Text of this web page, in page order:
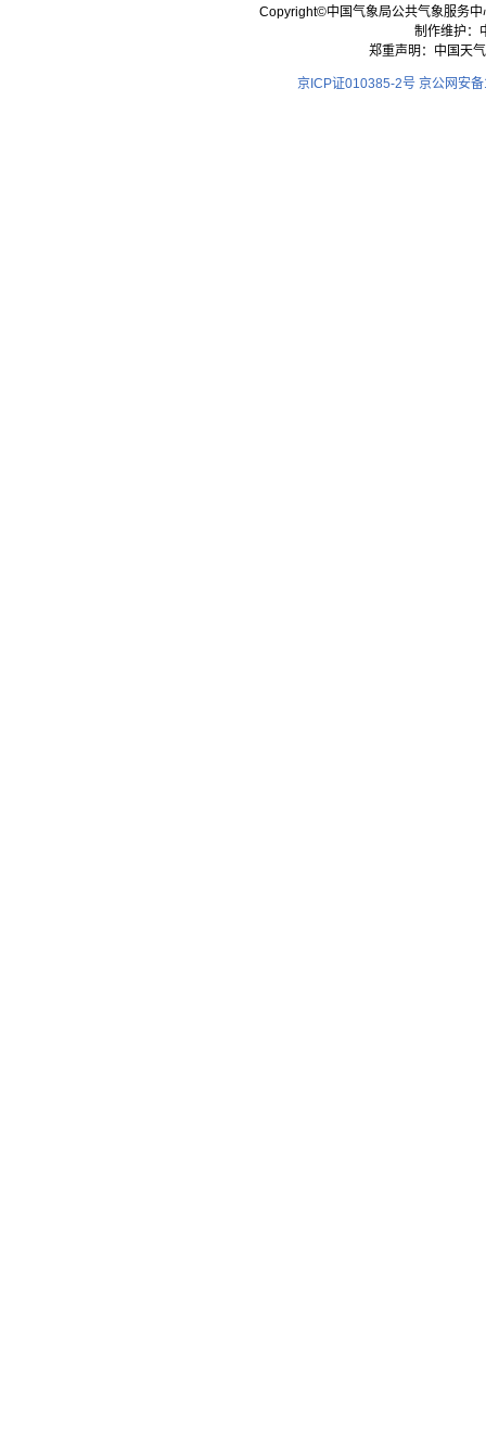
Copyright©中国气象局公共气象服务
制作维护：
郑重声明：中国天
京ICP证010385-2号 京公网安